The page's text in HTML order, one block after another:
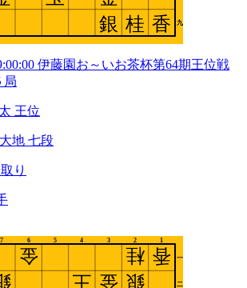
伊藤園お～いお茶杯第64期王位戦
局
王位
地 七段
り